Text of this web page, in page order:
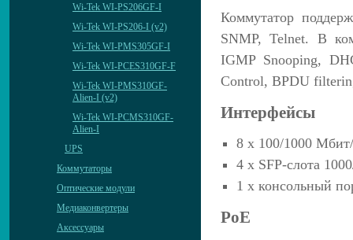
Wi-Tek WI-PS206GF-I
Wi-Tek WI-PS206-I (v2)
Wi-Tek WI-PMS305GF-I
Wi-Tek WI-PCES310GF-F
Wi-Tek WI-PMS310GF-
Alien-I (v2)
Wi-Tek WI-PCMS310GF-
Alien-I
UPS
Коммутаторы
Оптические модули
Медиаконвертеры
Аксессуары
Коммутатор
SNMP, Telnet. В
IGMP Snooping,
Control, BPDU
Интерфейсы
8 х 100/1000
4 х SFP-слота
1 х консольный
PoE